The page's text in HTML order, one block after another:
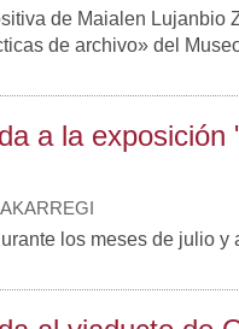
de Maialen Lujanbio
de archivo» del
a la exposición
los meses de julio y